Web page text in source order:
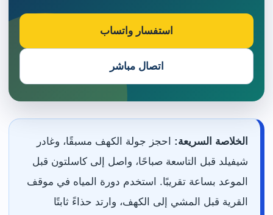
استفسار واتساب
اتصال مباشر
الخلاصة السريعة: احجز جولة الكهف مسبقًا، وغادر
شيفيلد قبل التاسعة صباحًا، واصل إلى كاسلتون قبل
الموعد بساعة تقريبًا. استخدم دورة المياه في موقف
القرية قبل المشي إلى الكهف، وارتد حذاءً ثابتًا